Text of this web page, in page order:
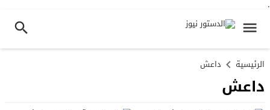
.
الرئيسية داعش
داعش